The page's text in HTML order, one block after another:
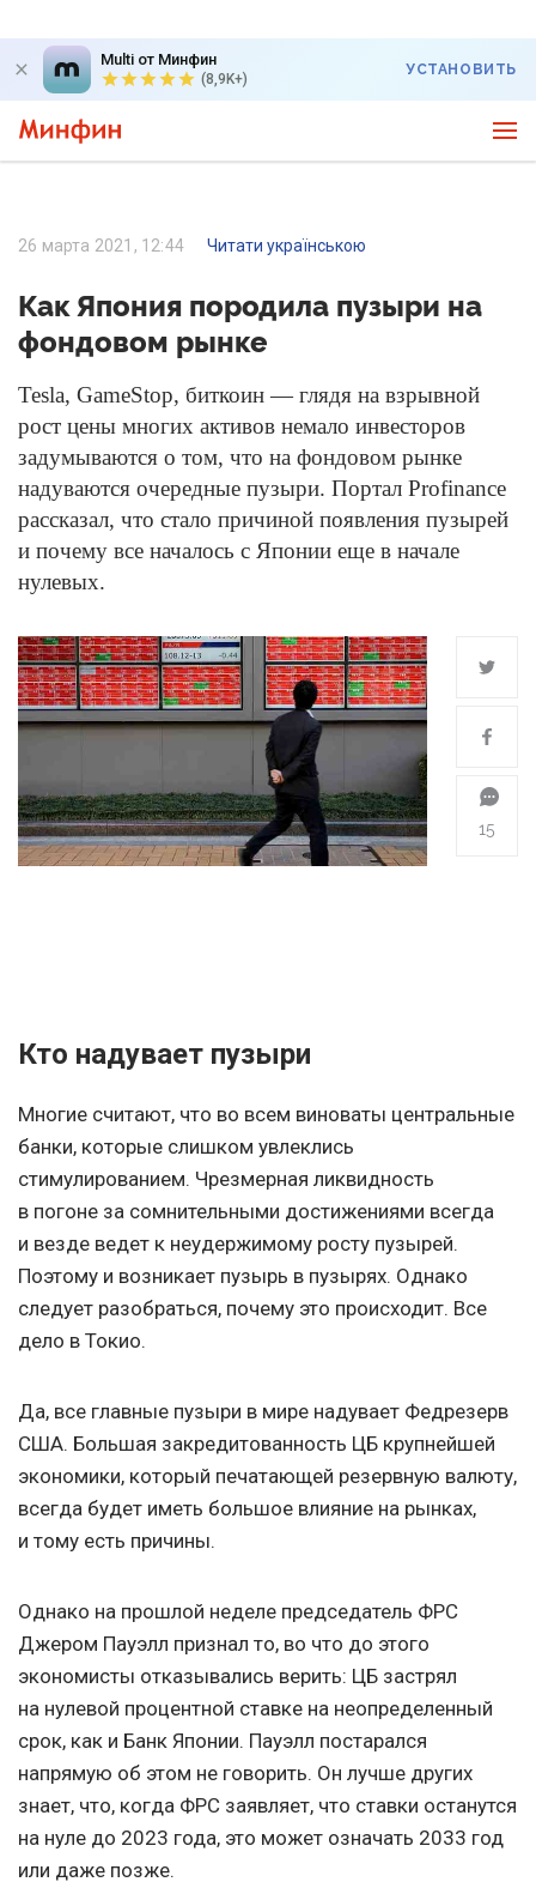
Multi от Минфин
(8,9K+)
УСТАНОВИТЬ
26 марта 2021, 12:44 Читати українською
Как Япония породила пузыри на
фондовом рынке
Tesla, GameStop, биткоин — глядя на взрывной
рост цены многих активов немало инвесторов
задумываются о том, что на фондовом рынке
надуваются очередные пузыри. Портал Profinance
рассказал, что стало причиной появления пузырей
и почему все началось с Японии еще в начале
нулевых.
15
Кто надувает пузыри
Многие считают, что во всем виноваты центральные
банки, которые слишком увлеклись
стимулированием. Чрезмерная ликвидность
в погоне за сомнительными достижениями всегда
и везде ведет к неудержимому росту пузырей.
Поэтому и возникает пузырь в пузырях. Однако
следует разобраться, почему это происходит. Все
дело в Токио.
Да, все главные пузыри в мире надувает Федрезерв
США. Большая закредитованность ЦБ крупнейшей
экономики, который печатающей резервную валюту,
всегда будет иметь большое влияние на рынках,
и тому есть причины.
Однако на прошлой неделе председатель ФРС
Джером Пауэлл признал то, во что до этого
экономисты отказывались верить: ЦБ застрял
на нулевой процентной ставке на неопределенный
срок, как и Банк Японии. Пауэлл постарался
напрямую об этом не говорить. Он лучше других
знает, что, когда ФРС заявляет, что ставки останутся
на нуле до 2023 года, это может означать 2033 год
или даже позже.